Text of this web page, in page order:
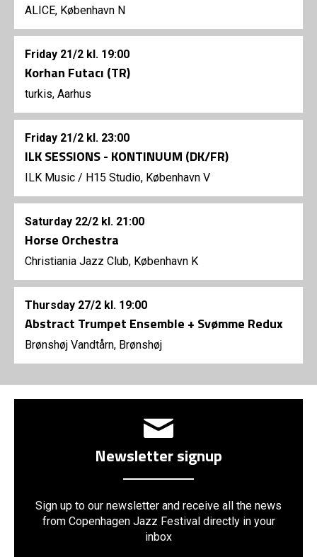
ALICE, København N
Friday 21/2 kl. 19:00
Korhan Futacı (TR)
turkis, Aarhus
Friday 21/2 kl. 23:00
ILK SESSIONS - KONTINUUM (DK/FR)
ILK Music / H15 Studio, København V
Saturday 22/2 kl. 21:00
Horse Orchestra
Christiania Jazz Club, København K
Thursday 27/2 kl. 19:00
Abstract Trumpet Ensemble + Svømme Redux
Brønshøj Vandtårn, Brønshøj
Newsletter signup
Sign up to our newsletter and receive all the news
from Copenhagen Jazz Festival directly in your
inbox